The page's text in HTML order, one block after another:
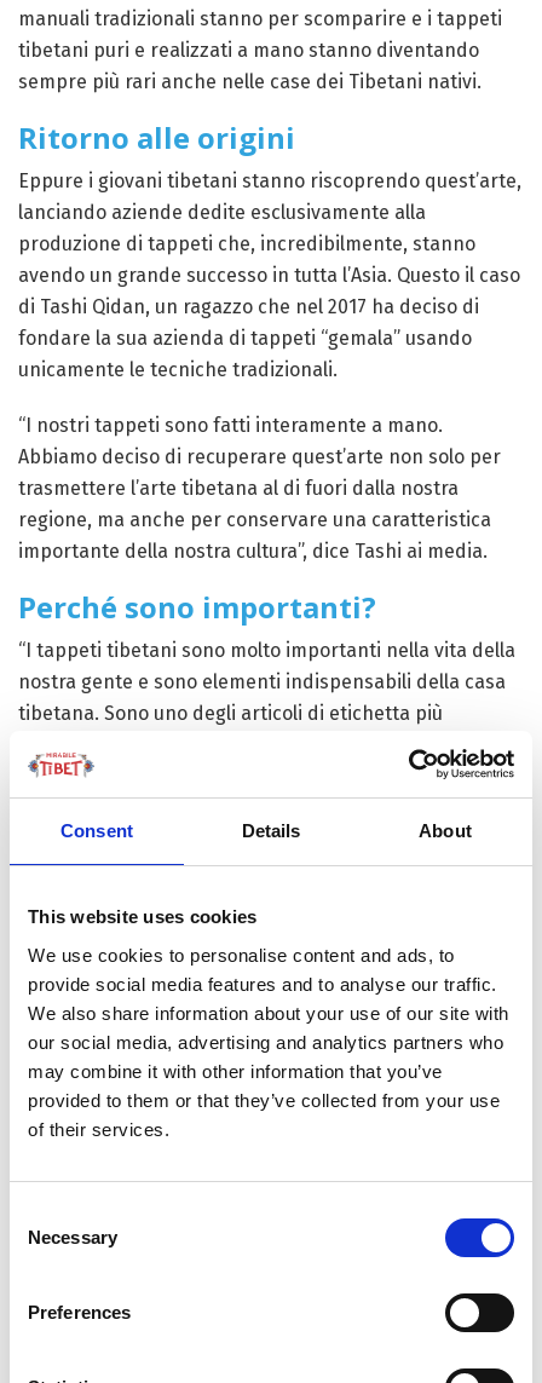
Consent Details About
This website uses cookies
We use cookies to personalise content and ads, to
provide social media features and to analyse our traffic.
We also share information about your use of our site with
our social media, advertising and analytics partners who
may combine it with other information that you’ve
provided to them or that they’ve collected from your use
of their services.
Selection
Necessary
Preferences
manuali tradizionali stanno per scomparire e i tappeti
tibetani puri e realizzati a mano stanno diventando
sempre più rari anche nelle case dei Tibetani nativi.
Ritorno alle origini
Eppure i giovani tibetani stanno riscoprendo quest’arte,
lanciando aziende dedite esclusivamente alla
produzione di tappeti che, incredibilmente, stanno
avendo un grande successo in tutta l’Asia. Questo il caso
di Tashi Qidan, un ragazzo che nel 2017 ha deciso di
fondare la sua azienda di tappeti “gemala” usando
unicamente le tecniche tradizionali.
“I nostri tappeti sono fatti interamente a mano.
Abbiamo deciso di recuperare quest’arte non solo per
trasmettere l’arte tibetana al di fuori dalla nostra
regione, ma anche per conservare una caratteristica
importante della nostra cultura”, dice Tashi ai media.
Perché sono importanti?
“I tappeti tibetani sono molto importanti nella vita della
nostra gente e sono elementi indispensabili della casa
tibetana. Sono uno degli articoli di etichetta più
comunemente usati nei culti religiosi e nelle feste
tradizionali. Inoltre, rappresentano anche lo status
mano che cresce il prestigio del loro possessore”,
continua Tashi.
Come si fanno i tappeti?
Per mantenere questa eredità, Tashi ha assunto (a caro
prezzo) due maestri che padroneggiano la rara tecnica
della cardatura dei tappeti “gemala”. Ha anche
impiegato 40 operai dal suo villaggio per fondare una
squadra locale per tessere tappeti tibetani.
tradizionali tibetane la intrecciano annodandola e la
legano insieme in orizzontale o in verticale. I processi
sono complicati e la produzione richiede tempo. Un
creato con da questi artigiani con molte settimane di